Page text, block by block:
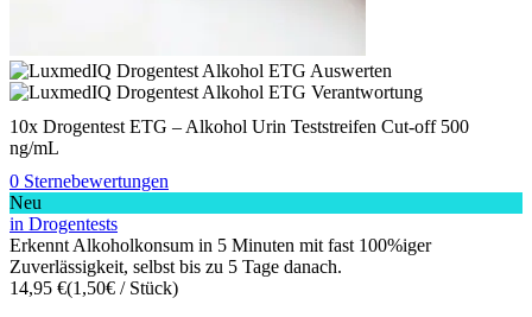
10x Drogentest ETG – Alkohol Urin Teststreifen Cut-off 500
ng/mL
0 Sternebewertungen
Neu
in Drogentests
Erkennt Alkoholkonsum in 5 Minuten mit fast 100%iger
Zuverlässigkeit, selbst bis zu 5 Tage danach.
14,95 €(1,50€ / Stück)